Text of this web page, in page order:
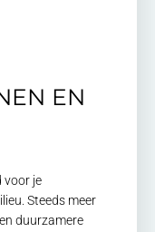
EN
voor je
Steeds meer
duurzamere